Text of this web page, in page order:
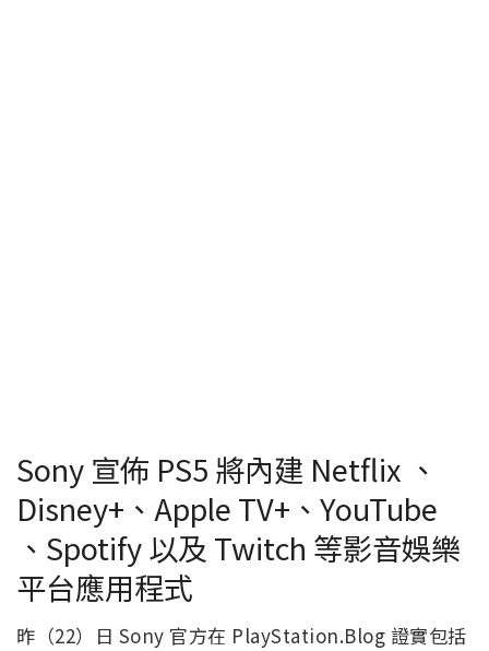
Sony 宣佈 PS5 將內建 Netflix 、
Disney+、Apple TV+、YouTube
、Spotify 以及 Twitch 等影音娛樂
平台應用程式
昨（22）日 Sony 官方在 PlayStation.Blog 證實包括